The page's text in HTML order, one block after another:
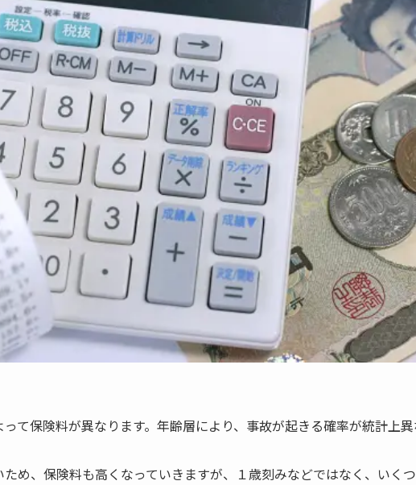
て保険料が異なります。年齢層により、事故が起きる確率が統計上異
め、保険料も高くなっていきますが、１歳刻みなどではなく、いく